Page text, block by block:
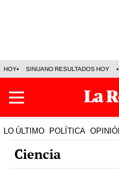
HOY SINUANO RESULTADOS HOY
LO ÚLTIMO POLÍTICA
Ciencia